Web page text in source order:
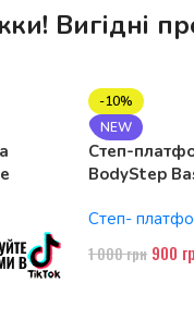
Вигідні
-10%
NEW
Степ-
BodyStep
рівні
Степ-
1 000грн 900